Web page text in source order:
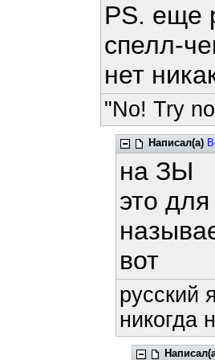
PS. еще
спелл-
нет
"No! Try
Написал(а)
на ЗЫ
это
вот
русский
никогда